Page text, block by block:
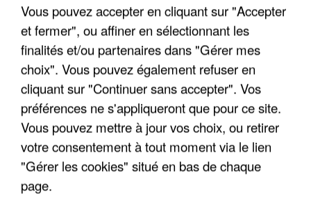
Vous pouvez accepter en cliquant sur "Accepter
et fermer", ou affiner en sélectionnant les
finalités et/ou partenaires dans "Gérer mes
choix". Vous pouvez également refuser en
cliquant sur "Continuer sans accepter". Vos
préférences ne s'appliqueront que pour ce site.
Vous pouvez mettre à jour vos choix, ou retirer
votre consentement à tout moment via le lien
"Gérer les cookies" situé en bas de chaque
page.